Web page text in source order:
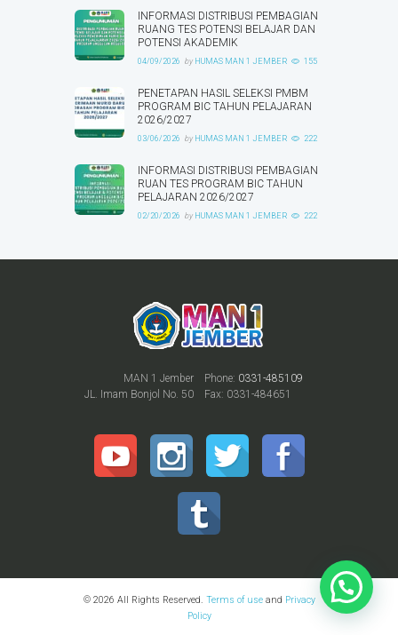
INFORMASI DISTRIBUSI PEMBAGIAN
RUANG TES POTENSI BELAJAR DAN
POTENSI AKADEMIK
04/09/2026 by HUMAS MAN 1 JEMBER 155
PENETAPAN HASIL SELEKSI PMBM
PROGRAM BIC TAHUN PELAJARAN
2026/2027
03/06/2026 by HUMAS MAN 1 JEMBER 222
INFORMASI DISTRIBUSI PEMBAGIAN
RUAN TES PROGRAM BIC TAHUN
PELAJARAN 2026/2027
02/20/2026 by HUMAS MAN 1 JEMBER 222
Phone: 0331-485109
Fax: 0331-484651
MAN 1 Jember
JL. Imam Bonjol No. 50
© 2026 All Rights Reserved. Terms of useand Privacy
Policy